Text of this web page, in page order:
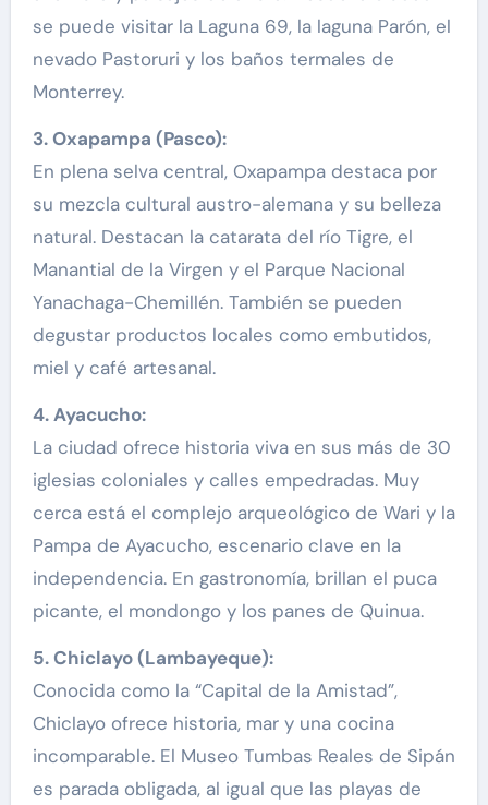
se puede visitar la Laguna 69, la laguna Parón, el
nevado Pastoruri y los baños termales de
Monterrey.
3. Oxapampa (Pasco):
En plena selva central, Oxapampa destaca por
su mezcla cultural austro-alemana y su belleza
natural. Destacan la catarata del río Tigre, el
Manantial de la Virgen y el Parque Nacional
Yanachaga-Chemillén. También se pueden
degustar productos locales como embutidos,
miel y café artesanal.
4. Ayacucho:
La ciudad ofrece historia viva en sus más de 30
iglesias coloniales y calles empedradas. Muy
cerca está el complejo arqueológico de Wari y la
Pampa de Ayacucho, escenario clave en la
independencia. En gastronomía, brillan el puca
picante, el mondongo y los panes de Quinua.
5. Chiclayo (Lambayeque):
Conocida como la “Capital de la Amistad”,
Chiclayo ofrece historia, mar y una cocina
incomparable. El Museo Tumbas Reales de Sipán
es parada obligada, al igual que las playas de